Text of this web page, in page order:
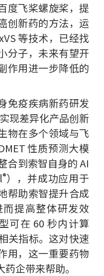
度飞桨螺旋桨，提
创新药的方法，运
等技术，已经找
分子，未来有望开
作用进一步降低的
免疫疾病新药研发
现差异化产品创新
物在多个领域与飞
性质预测大模
合到索智自身的 AI
®️），并成功应用于
帮助索智提升合成
提高整体研发效
可在 60 秒内计算
关指标。这对快速
用，这一重要药物
企带来帮助。